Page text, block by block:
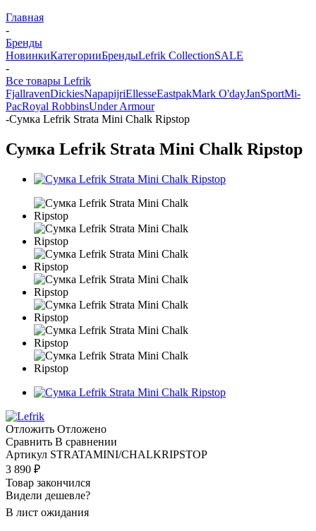
Главная
-
Бренды
НовинкиКатегорииБрендыLefrik CollectionSALE
-
Все товары Lefrik
FjallravenDickiesNapapijriEllesseEastpakMark O'dayJanSportMi-
PacRoyal RobbinsUnder Armour
-Сумка Lefrik Strata Mini Chalk Ripstop
Сумка Lefrik Strata Mini Chalk Ripstop
Отложить Отложено
Сравнить В сравнении
Артикул STRATAMINI/CHALKRIPSTOP
3 890 ₽
Товар закончился
Видели дешевле?
В лист ожидания